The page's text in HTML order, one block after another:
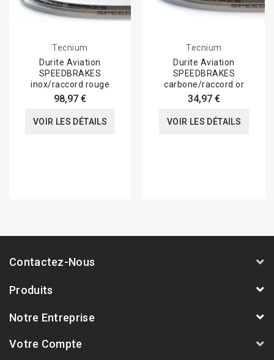
Tecnium
Durite Aviation
SPEEDBRAKES
inox/raccord rouge
98,97 €
VOIR LES DÉTAILS
Tecnium
Durite Aviation
SPEEDBRAKES
carbone/raccord or
34,97 €
VOIR LES DÉTAILS
Contactez-Nous
Produits
Notre Entreprise
Votre Compte